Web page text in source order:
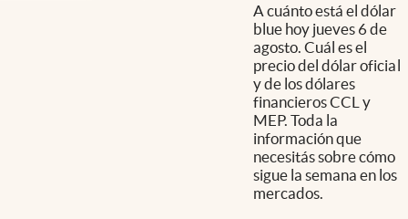
A cuánto está el dólar
blue hoy jueves 6 de
agosto. Cuál es el
precio del dólar oficial
y de los dólares
financieros CCL y
MEP. Toda la
información que
necesitás sobre cómo
sigue la semana en los
mercados.